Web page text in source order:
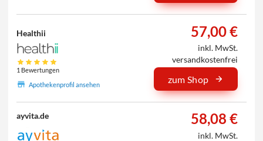
Healthii
1 Bewertungen
Apothekenprofil ansehen
57,00 €
inkl. MwSt.
versandkostenfrei
zum Shop
ayvita.de 58,08 €
inkl. MwSt.